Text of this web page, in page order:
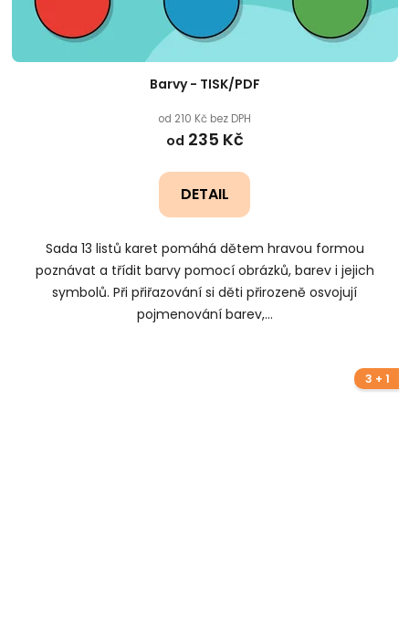
Barvy - TISK/PDF
od 210 Kč bez DPH
od 235 Kč
DETAIL
Sada 13 listů karet pomáhá dětem hravou formou
poznávat a třídit barvy pomocí obrázků, barev i jejich
symbolů. Při přiřazování si děti přirozeně osvojují
pojmenování barev,...
3 + 1